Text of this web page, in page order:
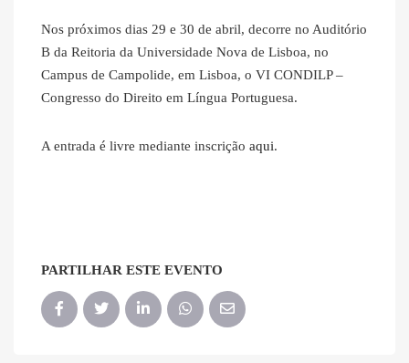
Nos próximos dias 29 e 30 de abril, decorre no Auditório
B da Reitoria da Universidade Nova de Lisboa, no
Campus de Campolide, em Lisboa, o VI CONDILP –
Congresso do Direito em Língua Portuguesa.
A entrada é livre mediante inscrição aqui.
PARTILHAR ESTE EVENTO